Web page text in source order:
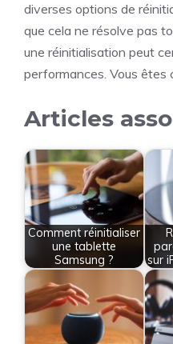
diverses options de
que cela ne résolve pas
une réinitialisation peut
performances. Vous êtes
Articles
Comment réinitialiser
une tablette
Samsung ?
sur